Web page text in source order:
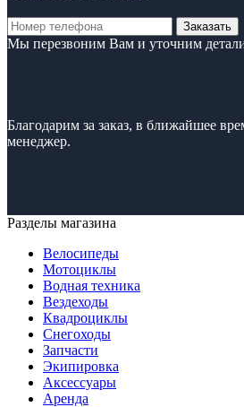
Заказать
Мы перезвоним Вам и уточним
Благодарим за заказ, в ближайшее
менеджер.
Разделы магазина
Велосипеды
Мотоциклы
Водная техника
Вездеходы
Квадроциклы
Снегоходы
Запчасти
Экипировка
Аксессуары
Аренда